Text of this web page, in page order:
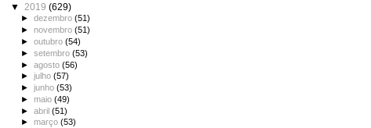
▼ 2019 (629)
►dezembro(51)
►novembro(51)
►outubro(54)
►setembro(53)
►agosto(56)
►julho(57)
►junho(53)
►maio(49)
►abril(51)
►março(53)